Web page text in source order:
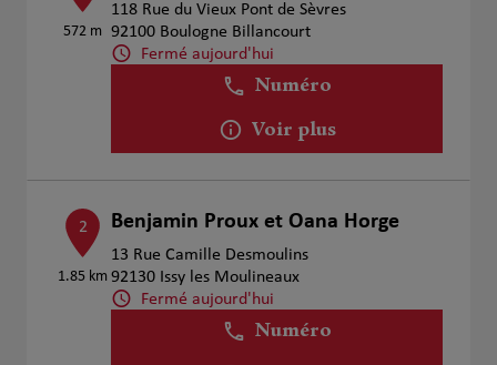
572 m
118 Rue du Vieux Pont de Sèvres
92100 Boulogne Billancourt
Fermé aujourd'hui
Numéro
Voir plus
2
1.85 km
Benjamin Proux et Oana Horge
13 Rue Camille Desmoulins
92130 Issy les Moulineaux
Fermé aujourd'hui
Numéro